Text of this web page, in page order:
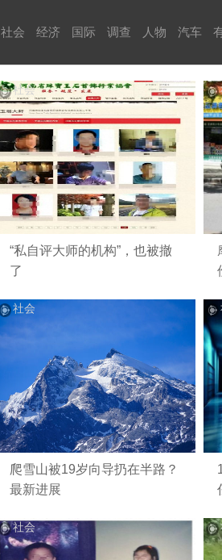
社会 经济 国际 调查 人物 汽车
“私自评大师的机构”，也被撤
了
社会
爬雪山被19岁向导扔在半路？
最新进展
社会
社会